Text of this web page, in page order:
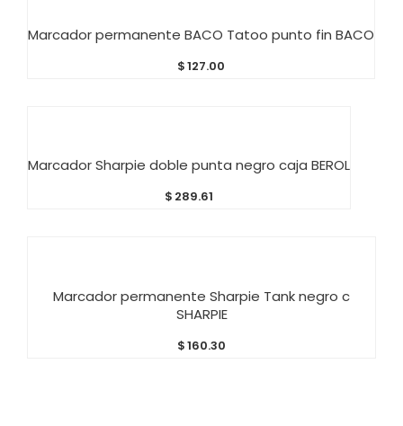
Marcador permanente BACO Tatoo punto fin BACO
$127.00
Marcador Sharpie doble punta negro caja BEROL
$ 289.61
Marcador permanente Sharpie Tank negro c
SHARPIE
$160.30